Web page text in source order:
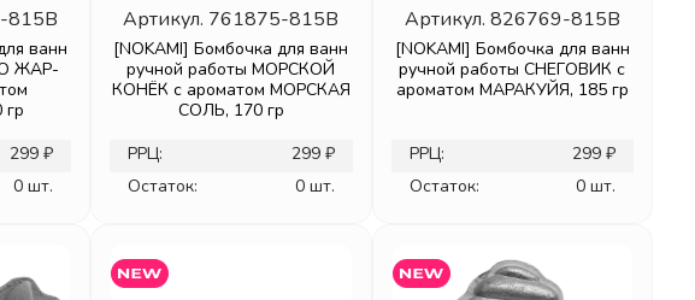
815B
ванн
ЖАР-
299 ₽
0 шт.
Артикул. 761875-815B
[NOKAMI] Бомбочка для ванн
ручной работы МОРСКОЙ
КОНЁК с ароматом МОРСКАЯ
СОЛЬ, 170 гр
РРЦ:
299 ₽
Остаток:
0 шт.
Артикул. 826769-815B
[NOKAMI] Бомбочка для ванн
ручной работы СНЕГОВИК с
ароматом МАРАКУЙЯ, 185 гр
РРЦ:
299 ₽
Остаток:
0 шт.